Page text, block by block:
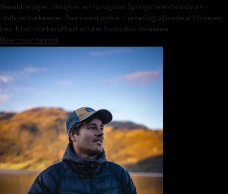
Wereldreiziger, designer en fotograaf. Springsteen fanboy en
zaalvoetbalkeeper. Daarnaast doe ik marketing bij madewithlove en
ben ik het bonkend hart achter Soms Ook Heimwee
Meer over Yannick